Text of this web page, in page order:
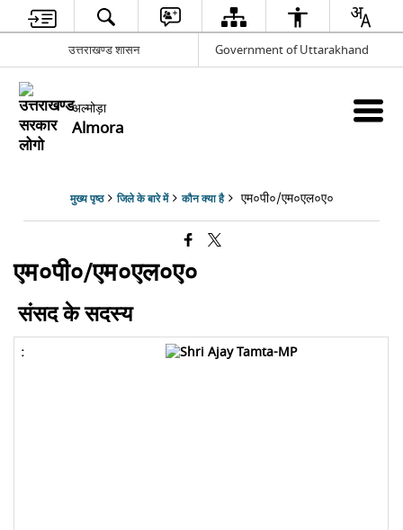
उत्तराखण्ड शासन Government of Uttarakhand
अल्मोड़ा
Almora
मुख्य पृष्ठ जिले के बारे में कौन क्या है एम०पी०/एम०एल०ए०
एम०पी०/एम०एल०ए०
संसद के सदस्य